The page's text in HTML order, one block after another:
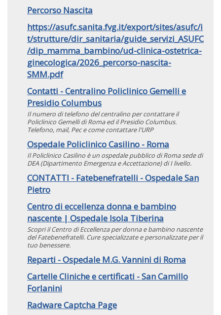
Percorso Nascita
https://asufc.sanita.fvg.it/export/sites/asufc/i
t/strutture/dir_sanitaria/guide_servizi_ASUFC
/dip_mamma_bambino/ud-clinica-ostetrica-
ginecologica/2026_percorso-nascita-
SMM.pdf
Contatti - Centralino Policlinico Gemelli e
Presidio Columbus
Il numero di telefono del centralino per contattare il
Policlinico Gemelli di Roma ed il Presidio Columbus.
Telefono, mail, Pec e come contattare l'URP
Ospedale Policlinico Casilino - Roma
Il Policlinico Casilino è un ospedale pubblico di Roma sede di
DEA (Dipartimento Emergenza e Accettazione) di I livello.
CONTATTI - Fatebenefratelli - Ospedale San
Pietro
Centro di eccellenza donna e bambino
nascente | Ospedale Isola Tiberina
Scopri il Centro di Eccellenza per donna e bambino nascente
del Fatebenefratelli. Cure specializzate e personalizzate per il
tuo benessere.
Reparti - Ospedale M.G. Vannini di Roma
Cartelle Cliniche e certificati - San Camillo
Forlanini
Radware Captcha Page